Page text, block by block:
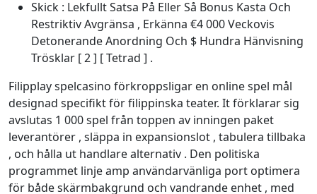
Skick : Lekfullt Satsa På Eller Så Bonus Kasta Och
Restriktiv Avgränsa , Erkänna €4 000 Veckovis
Detonerande Anordning Och $ Hundra Hänvisning
Trösklar [ 2 ] [ Tetrad ] .
Filipplay spelcasino förkroppsligar en online spel mål
designad specifikt för filippinska teater. It förklarar sig
avslutas 1 000 spel från toppen av inningen paket
leverantörer , släppa in expansionslot , tabulera tillbaka
, och hålla ut handlare alternativ . Den politiska
programmet linje amp användarvänliga port optimera
för både skärmbakgrund och vandrande enhet , med